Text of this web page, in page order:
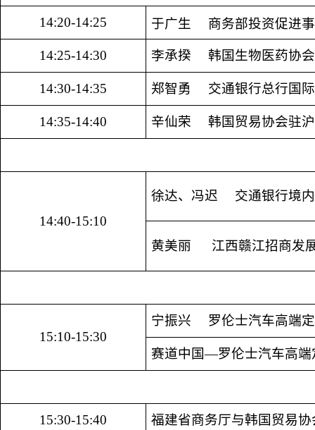
14:20-14:25 于广生 商务部投资促进
14:25-14:30 李承揆 韩国生物医药协
14:30-14:35 郑智勇 交通银行总行国
14:35-14:40 辛仙荣 韩国贸易协会驻
14:40-15:10
徐达、冯迟 交通银行境内
黄美丽 江西赣江招商发
15:10-15:30
宁振兴 罗伦士汽车高端
赛道中国—罗伦士汽车高
15:30-15:40 福建省商务厅与韩国贸易